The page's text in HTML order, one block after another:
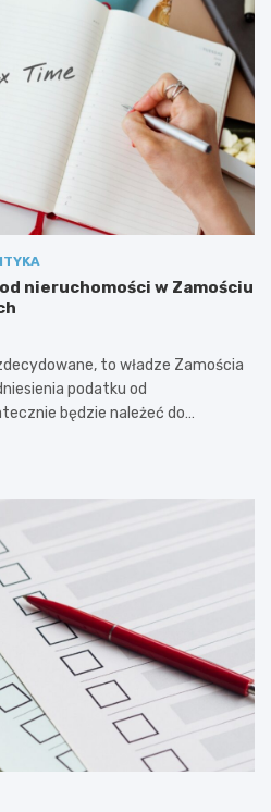
nieruchomości w Zamościu
to władze Zamościa
podatku od
będzie należeć do…